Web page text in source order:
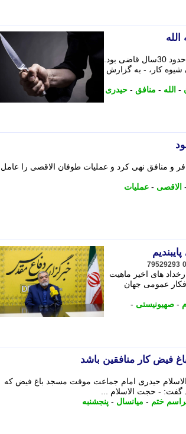
جعفر قدیانی، دادستان دادسرای انتظامی قضات گفت: مرحوم حیدری حدود 30سال قاضی بود.
شیوه کار، - به گزارش
- الله - منافق - حیدری
و منافق نهی کرد و عملیات طوفان الاقصی را عامل
- الاقصی - عملیات
79529293
های اخیر ماهیت
عمومی جهان
- صهیونیستی -
فیض کار منافقین باشد
حیدری امام جماعت موقت مسجد باغ فیض که
ختم - میانسال - پنجشنبه